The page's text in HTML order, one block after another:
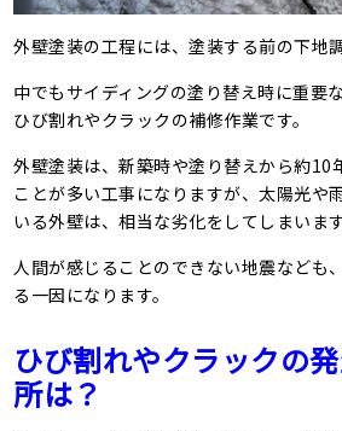
外壁塗装の工程には、塗装する前の下地
中でもサイディングの塗り替え時に重要
ひび割れやクラックの補修作業です。
外壁塗装は、新築時や塗り替えから約10
ことが多い工事になりますが、太陽光や
いる外壁は、相当な劣化をしてしまいます
人間が感じることのできない地震なども
る一因になります。
ひび割れやクラックの
所は？